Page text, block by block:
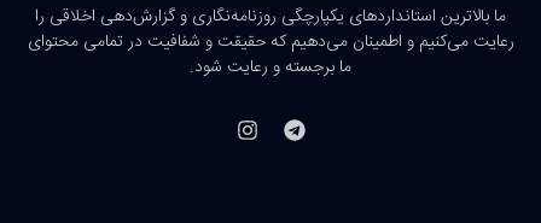
ما بالاترین استانداردهای یکپارچگی روزنامه‌نگاری و گزارش‌دهی اخلاقی را
رعایت می‌کنیم و اطمینان می‌دهیم که حقیقت و شفافیت در تمامی محتوای
ما برجسته و رعایت شود.